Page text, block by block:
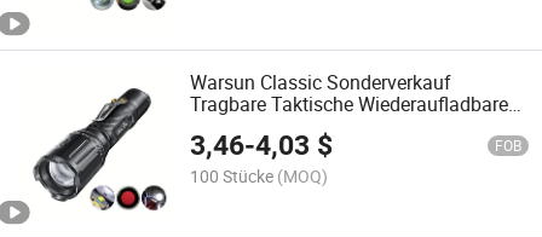
Warsun Classic Sonderverkauf
Tragbare Taktische Wiederaufladbare
LED Taschenlampe mit Halteclip
3,46-4,03 $ FOB
100 Stücke (MOQ)